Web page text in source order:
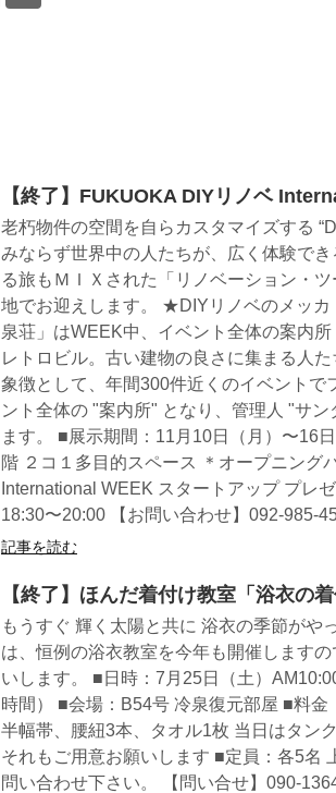
【終了】FUKUOKA DIYリノベ
老朽物件の空間を自らカスタマイズする
みならず世界中の人たちが、広く体験で
る旅もＭＩＸされた「リノベーション・
地でお迎えします。 ★DIYリノベのメッ
泉荘」はWEEK中、イベント全体の案内
レトロビル。古い建物の良さに集まる人
象徴として、年間300件近くのイベント
ント全体の "案内所" となり、管理人 "サ
ます。 ■展示期間：11月10日（月）〜16
階 ２コ１多目的スペース ＊オープニング
International WEEK スタートアップ プレ
18:30〜20:00 【お問い合わせ】092-985-
記事を読む
【終了】ほんだ着付け教室「浴衣の
もうすぐ 輝く太陽と共に 浴衣の季節がや
は、恒例の浴衣教室を今年も開催します
いします。 ■日時：7月25日（土）
時間） ■会場：B54号 冷泉復元部屋 ■料
半幅帯、腰紐3本、タオル1枚 当日はタン
それもご用意お願いします ■定員：各5名
問い合わせ下さい。 【問い合せ】090-